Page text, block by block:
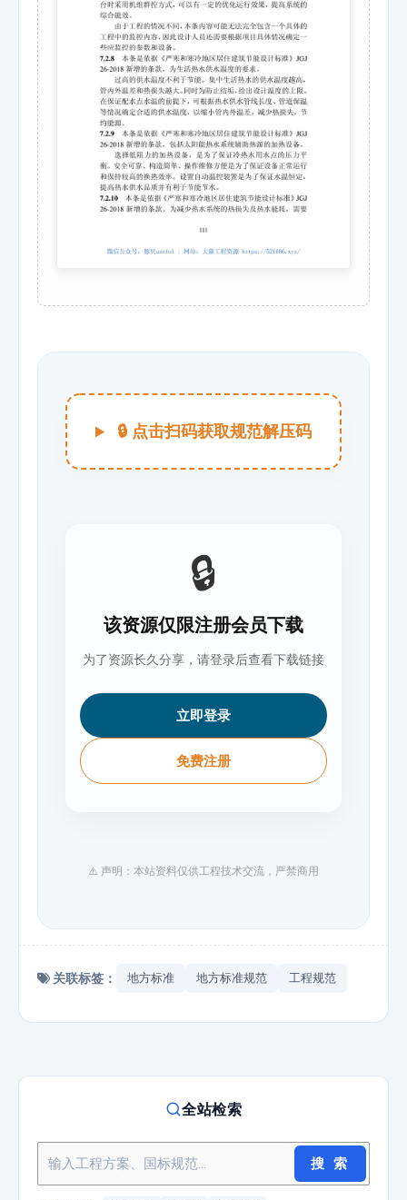
🔒 点击扫码获取规范解压码
🔒
该资源仅限注册会员下载
为了资源长久分享，请登录后查看下载链接
立即登录
免费注册
⚠️ 声明：本站资料仅供工程技术交流，严禁商用
关联标签： 地方标准 地方标准规范 工程规范
全站检索
搜 索